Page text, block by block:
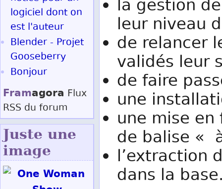
la gestion
leur niveau
de relancer
validés leur
de faire
une
une mise
de balise «
l’extraction
dans la
logiciel dont on
est l'auteur
Blender - Projet
Gooseberry
Bonjour
Framagora Flux
RSS du forum
Juste une
image